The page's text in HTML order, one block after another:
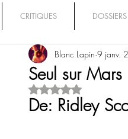
CRITIQUES DOSSIERS
Seul sur Mars
Blanc Lapin 9 janv.
Noté NaN étoiles
De: Ridley